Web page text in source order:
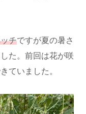
チですが夏の暑さ
た。前回は花が咲
ていました。